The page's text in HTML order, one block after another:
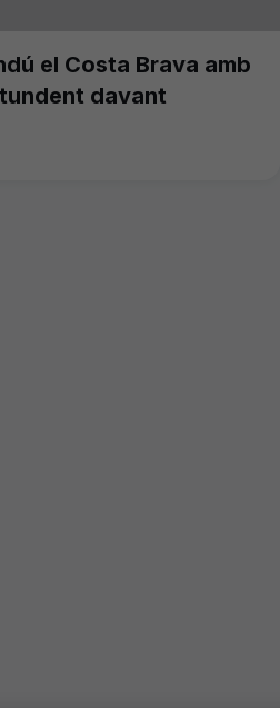
el Costa Brava amb
davant